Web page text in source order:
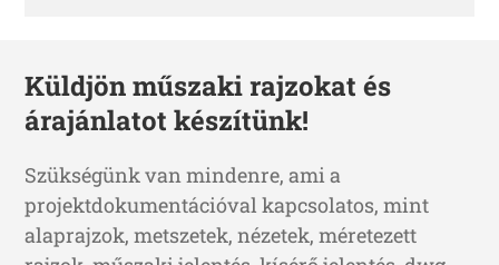
Küldjön műszaki rajzokat és
árajánlatot készítünk!
Szükségünk van mindenre, ami a
projektdokumentációval kapcsolatos, mint
alaprajzok, metszetek, nézetek, méretezett